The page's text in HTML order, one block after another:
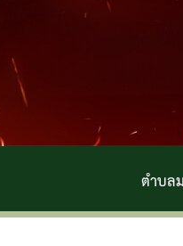
ตำบลมาบแคน่